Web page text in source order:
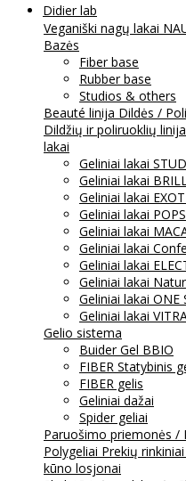
Didier lab
Veganiški nagų lakai
Bazės
Fiber base
Rubber base
Studios & others
Beauté linija Dildės /
Dildžių ir poliruoklių
lakai
Geliniai lakai
Geliniai lakai
Geliniai lakai
Geliniai lakai
Geliniai lakai
Geliniai lakai
Geliniai lakai
Geliniai lakai
Geliniai lakai ONE
Geliniai lakai
Gelio sistema
Buider Gel BBIO
FIBER Statybinis
FIBER gelis
Geliniai dažai
Spider geliai
Paruošimo priemonės /
Polygeliai Prekių rinkiniai
kūno losjonai